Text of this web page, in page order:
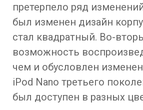
претерпело ряд
был изменен дизайн
стал квадратный. Во-
возможность
чем и обусловлен
iPod Nano третьего
был доступен в разных